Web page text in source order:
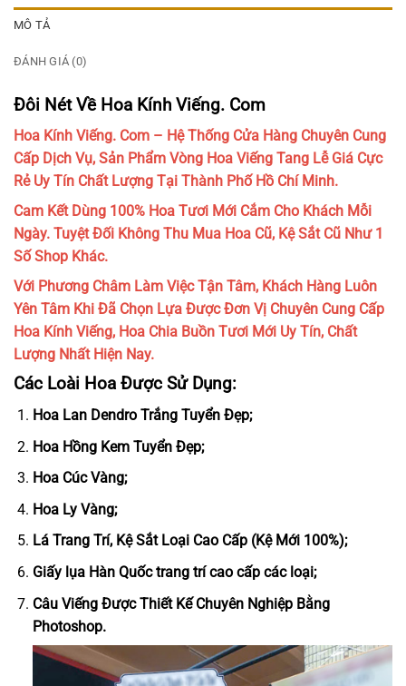
MÔ TẢ
ĐÁNH GIÁ (0)
Đôi Nét Về Hoa Kính Viếng. Com
Hoa Kính Viếng. Com – Hệ Thống Cửa Hàng Chuyên Cung
Cấp Dịch Vụ, Sản Phẩm Vòng Hoa Viếng Tang Lễ Giá Cực
Rẻ Uy Tín Chất Lượng Tại Thành Phố Hồ Chí Minh.
Cam Kết Dùng 100% Hoa Tươi Mới Cắm Cho Khách Mỗi
Ngày. Tuyệt Đối Không Thu Mua Hoa Cũ, Kệ Sắt Cũ Như 1
Số Shop Khác.
Với Phương Châm Làm Việc Tận Tâm, Khách Hàng Luôn
Yên Tâm Khi Đã Chọn Lựa Được Đơn Vị Chuyên Cung Cấp
Hoa Kính Viếng, Hoa Chia Buồn Tươi Mới Uy Tín, Chất
Lượng Nhất Hiện Nay.
Các Loài Hoa Được Sử Dụng:
Hoa Lan Dendro Trắng Tuyển Đẹp;
Hoa Hồng Kem Tuyển Đẹp;
Hoa Cúc Vàng;
Hoa Ly Vàng;
Lá Trang Trí, Kệ Sắt Loại Cao Cấp (Kệ Mới 100%);
Giấy lụa Hàn Quốc trang trí cao cấp các loại;
Câu Viếng Được Thiết Kế Chuyên Nghiệp Bằng
Photoshop.